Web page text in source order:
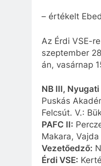
– értékelt
Az Érdi VSE-
szeptember
án, vasárnap
NB III,
Puskás
Felcsút. V.:
PAFC II:
Makara,
Vezetőedző:
Érdi VSE: